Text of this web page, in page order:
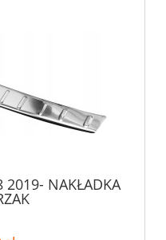
2019- NAKŁADKA